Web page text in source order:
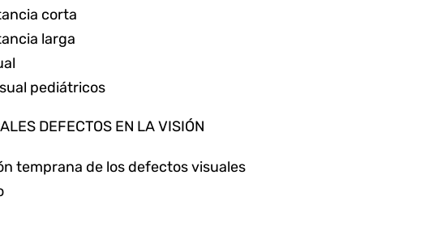
corta
larga
pediátricos
DEFECTOS EN LA VISIÓN
temprana de los defectos visuales